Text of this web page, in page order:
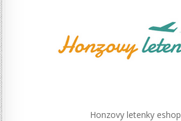
Honzovy letenky eshop